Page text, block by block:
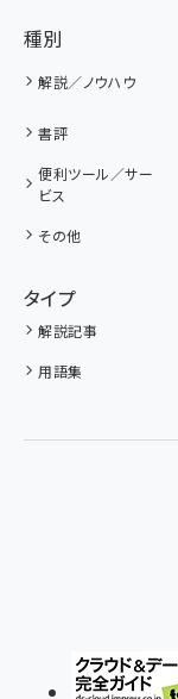
種別
解説／ノウハウ
書評
便利ツール／サー
ビス
その他
タイプ
解説記事
用語集